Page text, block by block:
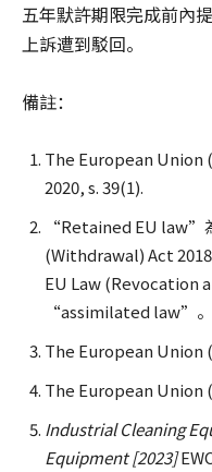
五年默許期限完成前內
上訴遭到駁回。
備註：
The European
2020, s. 39(1).
“Retained EU law”
(Withdrawal) Act
EU Law (Revocation
“assimilated law”。
The European Union
The European Union
Industrial Cleaning
Equipment [2023]